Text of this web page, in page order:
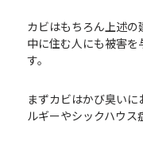
カビはもちろん上述の
中に住む人にも被害を
す。
まずカビはかび臭い
ルギーやシックハウス